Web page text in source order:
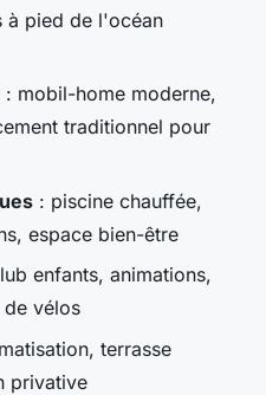
à pied de l'océan
: mobil-home moderne,
traditionnel pour
: piscine chauffée,
espace bien-être
enfants, animations,
vélos
terrasse
privative